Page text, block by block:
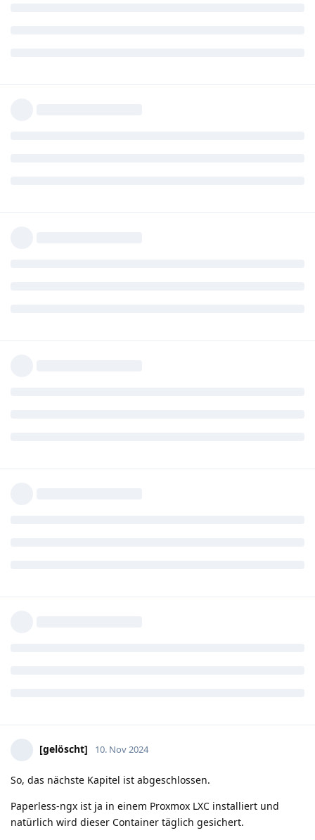
[gelöscht] 10. Nov 2024
So, das nächste Kapitel ist abgeschlossen.
Paperless-ngx ist ja in einem Proxmox LXC installiert und
natürlich wird dieser Container täglich gesichert.